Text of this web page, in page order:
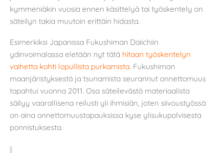
kymmeniäkin vuosia ennen käsittelyä tai työskentely on
säteilyn takia muutoin erittäin hidasta.
Esimerkiksi Japanissa Fukushiman Daiichiin
ydinvoimalassa eletään nyt tätä hitaan työskentelyn
vaihetta kohti lopullista purkamista. Fukushiman
maanjäristyksestä ja tsunamista seurannut onnettomuus
tapahtui vuonna 2011. Osa säteilevästä materiaalista
säilyy vaarallisena reilusti yli ihmisiän, joten siivoustyössä
on aina onnettomuustapauksissa kyse ylisukupolvisesta
ponnistuksesta.